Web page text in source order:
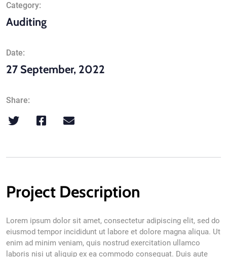
Category:
Auditing
Date:
27 September, 2022
Share:
Project Description
Lorem ipsum dolor sit amet, consectetur adipiscing elit, sed do
eiusmod tempor incididunt ut labore et dolore magna aliqua. Ut
enim ad minim veniam, quis nostrud exercitation ullamco
laboris nisi ut aliquip ex ea commodo consequat. Duis aute